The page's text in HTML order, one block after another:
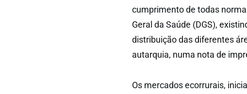
cumprimento de todas
Geral da Saúde (DGS),
distribuição das diferentes
autarquia, numa nota de
Os mercados ecorrurais,